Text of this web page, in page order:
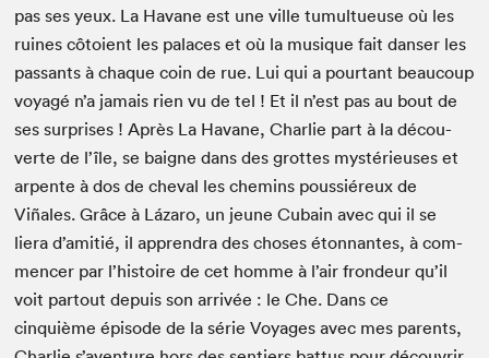
pas ses yeux. La Havane est une ville tumultueuse où les
ruines côtoient les palaces et où la musique fait danser les
pas­sants à chaque coin de rue. Lui qui a pour­tant beau­coup
voy­agé n’a jamais rien vu de tel ! Et il n’est pas au bout de
ses sur­pris­es ! Après La Havane, Char­lie part à la décou­
verte de l’île, se baigne dans des grottes mys­térieuses et
arpente à dos de cheval les chemins pous­siéreux de
Viñales. Grâce à Lázaro, un jeune Cubain avec qui il se
liera d’amitié, il appren­dra des choses éton­nantes, à com­
mencer par l’histoire de cet homme à l’air fron­deur qu’il
voit partout depuis son arrivée : le Che. Dans ce
cinquième épisode de la série Voy­ages avec mes par­ents,